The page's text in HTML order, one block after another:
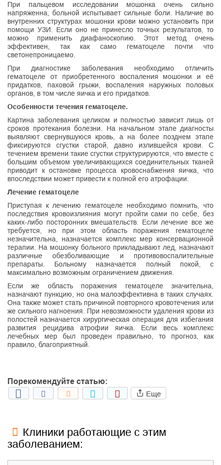
При пальцевом исследовании мошонка очень сильно
напряженна, больной испытывает сильные боли. Наличие во
внутренних структурах мошонки крови можно установить при
помощи УЗИ. Если оно не принесло точных результатов, то
можно применить диафаноскопию. Этот метод очень
эффективен, так как само гематоцеле почти что
светонепроницаемо.
При диагностике заболевания необходимо отличить
гематоцеле от приобретенного воспаления мошонки и её
придатков, паховой грыжи, воспаления наружных половых
органов, в том числе яичка и его придатков.
Особенности течения гематоцеле.
Картина заболевания целиком и полностью зависит лишь от
сроков протекания болезни. На начальном этапе диагносты
выявляют свернувшуюся кровь, а на более позднем этапе
фиксируются сгустки старой, давно излившейся крови. С
течением времени такие сгустки структурируются, что вместе с
большим объемом увеличивающихся соединительных тканей
приводит к остановке процесса кровоснабжения яичка, что
впоследствии может привести к полной его атрофации.
Лечение гематоцеле
Приступая к лечению гематоцеле необходимо помнить, что
последствия кровоизлияния могут пройти сами по себе, без
каких-либо посторонних вмешательств. Если лечение все же
требуется, но при этом область поражения гематоцеле
незначительна, назначается комплекс мер консервационной
терапии. На мошонку больного прикладывают лед, назначают
различные обезболивающие и противовоспалительные
препараты. Больному назначается полный покой, с
максимально возможным ограничением движения.
Если же область поражения гематоцеле значительна,
назначают пункцию, но она малоэффективна в таких случаях.
Она также может стать причиной повторного кровотечения или
же сильного нагноения. При невозможности удаления крови из
полостей назначается хирургическая операция для избегания
развития рецидива атрофии яичка. Если весь комплекс
лечебных мер был проведен правильно, то прогноз, как
правило, благоприятный.
Порекомендуйте статью:
Еще
Клиники работающие с этим
заболеванием: